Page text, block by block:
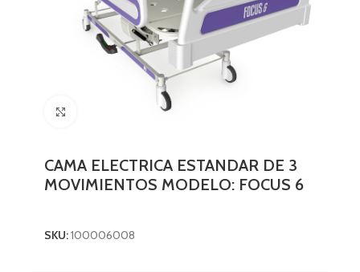
CAMA ELECTRICA ESTANDAR DE 3
MOVIMIENTOS MODELO: FOCUS 6
SKU:100006008